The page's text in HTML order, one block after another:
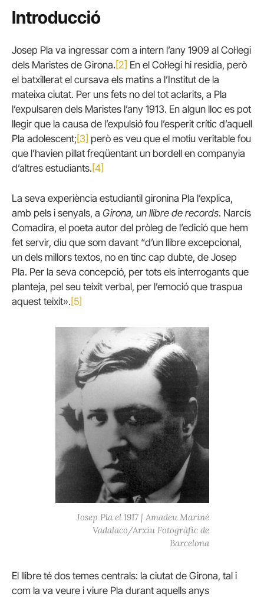
Introducció
Josep Pla va ingressar com a intern l’any 1909 al Col·legi
dels Maristes de Girona.[2] En el Col·legi hi residia, però
el batxillerat el cursava els matins a l’Institut de la
mateixa ciutat. Per uns fets no del tot aclarits, a Pla
l’expulsaren dels Maristes l’any 1913. En algun lloc es pot
llegir que la causa de l’expulsió fou l’esperit crític d’aquell
Pla adolescent;[3] però es veu que el motiu veritable fou
que l’havien pillat freqüentant un bordell en companyia
d’altres estudiants.[4]
La seva experiència estudiantil gironina Pla l’explica,
amb pels i senyals, a Girona, un llibre de records. Narcís
Comadira, el poeta autor del pròleg de l’edició que hem
fet servir, diu que som davant “d’un llibre excepcional,
un dels millors textos, no en tinc cap dubte, de Josep
Pla. Per la seva concepció, per tots els interrogants que
planteja, pel seu teixit verbal, per l’emoció que traspua
aquest teixit».[5]
Josep Pla el 1917 | Amadeu Mariné
Vadalaco/Arxiu Fotogràfic de
Barcelona
El llibre té dos temes centrals: la ciutat de Girona, tal i
com la va veure i viure Pla durant aquells anys